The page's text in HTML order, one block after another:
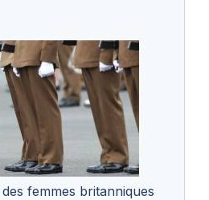
femmes britanniques